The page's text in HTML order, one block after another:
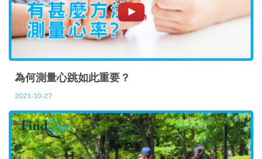
為何測量心跳如此重要？
2021-10-27